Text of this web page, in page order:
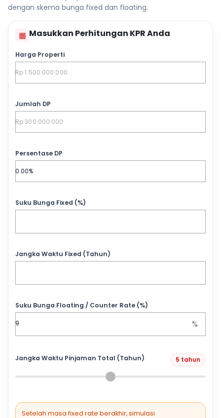
dengan skema bunga fixed dan floating.
▦ Masukkan Perhitungan KPR Anda
Harga Properti
Jumlah DP
Persentase DP
Suku Bunga Fixed (%)
Jangka Waktu Fixed (Tahun)
Suku Bunga Floating / Counter Rate (%)
%
Jangka Waktu Pinjaman Total (Tahun) 5 tahun
Setelah masa fixed rate berakhir, simulasi